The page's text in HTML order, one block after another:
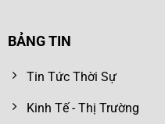
BẢNG TIN
Tin Tức Thời Sự
Kinh Tế - Thị Trường